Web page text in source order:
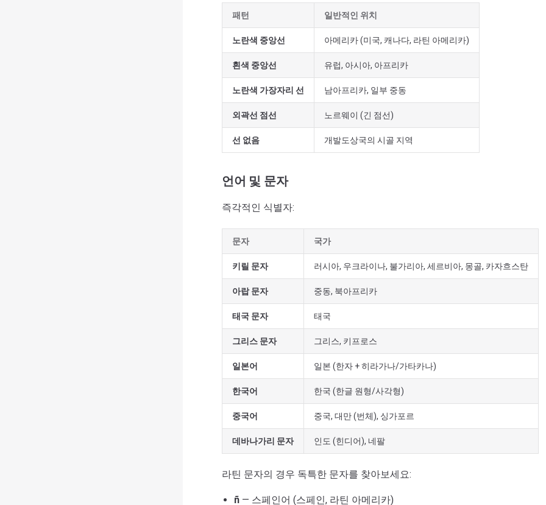
패턴 일반적인 위치
노란색 중앙선 아메리카 (미국, 캐나다, 라틴 아메리카)
흰색 중앙선 유럽, 아시아, 아프리카
노란색 가장자리 선 남아프리카, 일부 중동
외곽선 점선 노르웨이 (긴 점선)
선 없음 개발도상국의 시골 지역
언어 및 문자
즉각적인 식별자:
문자 국가
키릴 문자 러시아, 우크라이나, 불가리아, 세르비아, 몽골, 카자흐스탄
아랍 문자 중동, 북아프리카
태국 문자 태국
그리스 문자 그리스, 키프로스
일본어 일본 (한자 + 히라가나/가타카나)
한국어 한국 (한글 원형/사각형)
중국어 중국, 대만 (번체), 싱가포르
데바나가리 문자 인도 (힌디어), 네팔
라틴 문자의 경우 독특한 문자를 찾아보세요:
ñ — 스페인어 (스페인, 라틴 아메리카)